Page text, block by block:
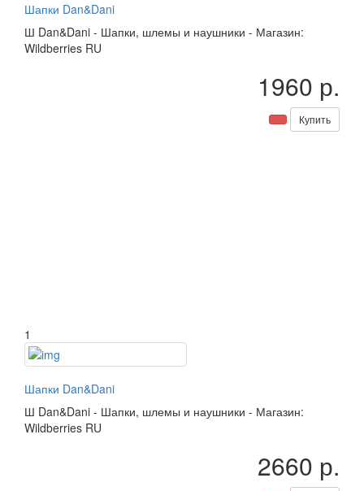
Шапки Dan&Dani
Ш Dan&Dani - Шапки, шлемы и наушники - Магазин:
Wildberries RU
1960 р.
Купить
1
Шапки Dan&Dani
Ш Dan&Dani - Шапки, шлемы и наушники - Магазин:
Wildberries RU
2660 р.